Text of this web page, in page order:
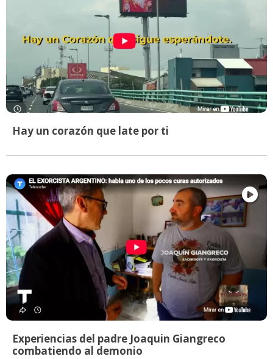
Hay un corazón que late por ti
Experiencias del padre Joaquin Giangreco
combatiendo al demonio